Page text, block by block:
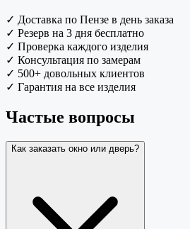
✓ Доставка по Пензе в день заказа
✓ Резерв на 3 дня бесплатно
✓ Проверка каждого изделия
✓ Консультация по замерам
✓ 500+ довольных клиентов
✓ Гарантия на все изделия
Частые вопросы
Как заказать окно или дверь?